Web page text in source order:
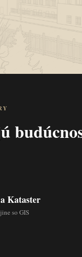
Kataster
so GIS